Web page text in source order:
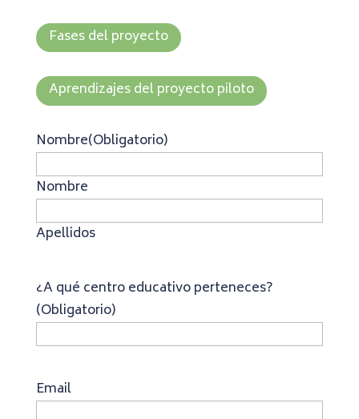
Fases del proyecto
Aprendizajes del proyecto piloto
Nombre(Obligatorio)
Nombre
Apellidos
¿A qué centro educativo perteneces?
(Obligatorio)
Email